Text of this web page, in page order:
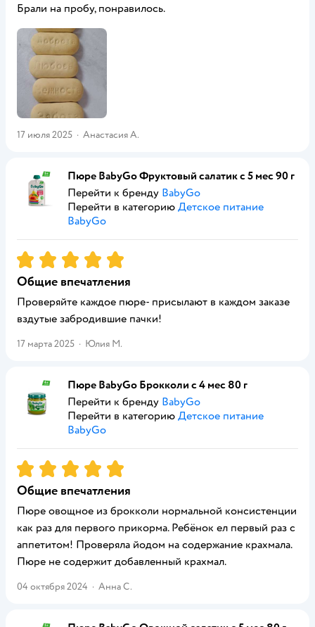
Брали на пробу, понравилось.
17 июля 2025 · Анастасия А.
Пюре BabyGo Фруктовый салатик с 5 мес 90 г
Перейти к бренду BabyGo
Перейти в категорию Детское питание
BabyGo
Рейтинг:5
Общие впечатления
Проверяйте каждое пюре- присылают в каждом заказе
вздутые забродившие пачки!
17 марта 2025 · Юлия М.
Пюре BabyGo Брокколи с 4 мес 80 г
Перейти к бренду BabyGo
Перейти в категорию Детское питание
BabyGo
Рейтинг:5
Общие впечатления
Пюре овощное из брокколи нормальной консистенции
как раз для первого прикорма. Ребёнок ел первый раз с
аппетитом! Проверяла йодом на содержание крахмала.
Пюре не содержит добавленный крахмал.
04 октября 2024 · Анна С.